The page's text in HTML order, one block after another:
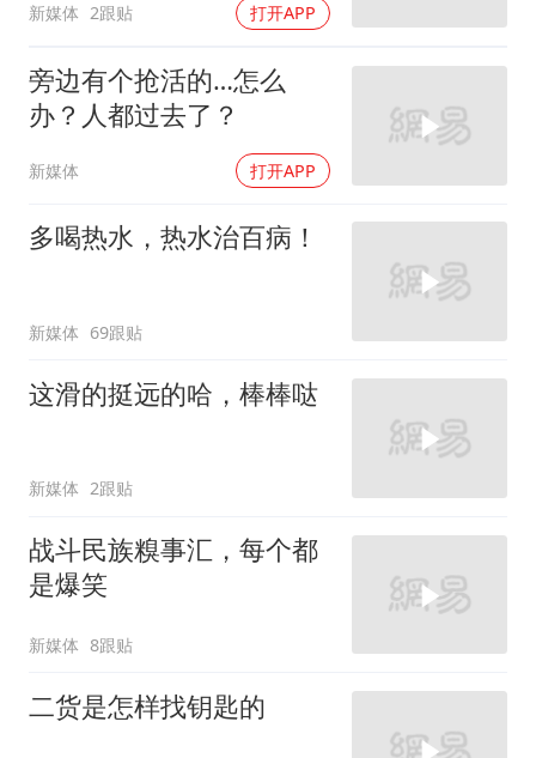
新媒体 2跟贴 打开APP
旁边有个抢活的…怎么
办？人都过去了？
新媒体 打开APP
多喝热水，热水治百病！
新媒体 69跟贴
这滑的挺远的哈，棒棒哒
新媒体 2跟贴
战斗民族糗事汇，每个都
是爆笑
新媒体 8跟贴
二货是怎样找钥匙的